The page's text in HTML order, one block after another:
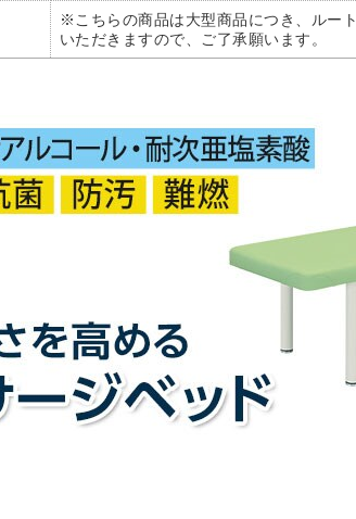
※こちらの商品は大型商品につき、ルー
いただきますので、ご了承願います。